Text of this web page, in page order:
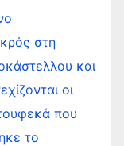
στη
και
οι
που
το